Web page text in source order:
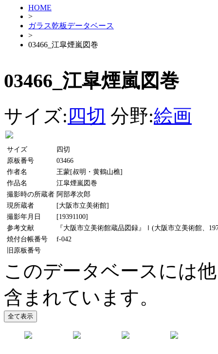
HOME
>
ガラス乾板データベース
>
03466_江皐煙嵐図巻
03466_江皐煙嵐図巻
サイズ: 四切 分野:絵画
サイズ
四切
原板番号
03466
作者名
王蒙[叔明・黄鶴山樵]
作品名
江皐煙嵐図巻
撮影時の所蔵者 阿部孝次郎
現所蔵者
[大阪市立美術館]
撮影年月日
[19391100]
参考文献
『大阪市立美術館蔵品図録』Ⅰ(大阪市立美術館、
焼付台帳番号
f-042
旧原板番号
このデータベースには
含まれています。